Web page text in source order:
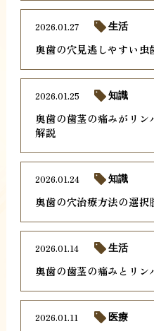
奥歯の穴見逃しやすい虫
2026.01.27 生活
奥歯の歯茎の痛みがリン
解説
2026.01.25 知識
奥歯の穴治療方法の選択
2026.01.24 知識
奥歯の歯茎の痛みとリン
2026.01.14 生活
2026.01.11 医療